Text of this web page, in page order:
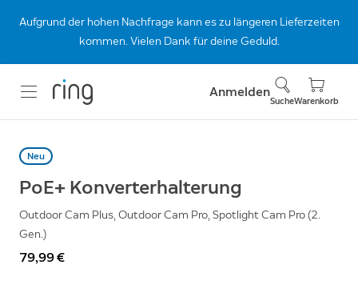
Aufgrund der hohen Nachfrage kann es zu längeren Lieferzeiten
kommen. Vielen Dank für deine Geduld.
Anmelden
SucheWarenkorb
Neu
PoE+ Konverterhalterung
Outdoor Cam Plus, Outdoor Cam Pro, Spotlight Cam Pro (2.
Gen.)
79,99 €